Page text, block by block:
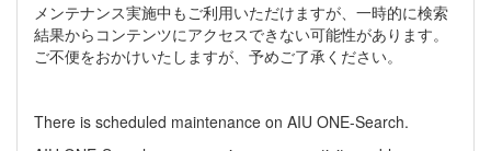
メンテナンス実施中もご利用いただけますが、一時的に検索
結果からコンテンツにアクセスできない可能性があります。
ご不便をおかけいたしますが、予めご了承ください。
There is scheduled maintenance on AIU ONE-Search.